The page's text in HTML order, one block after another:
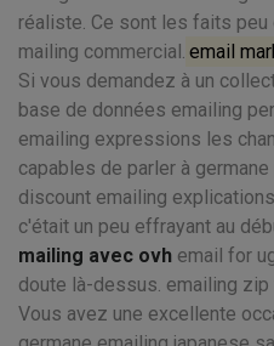
réaliste. Ce sont les faits
mailing commercial. email
Si vous demandez à un
base de données emailing
emailing expressions les
capables de parler à
discount emailing
c'était un peu effrayant au
mailing avec ovh email for
doute là-dessus. emailing
Vous avez une excellente